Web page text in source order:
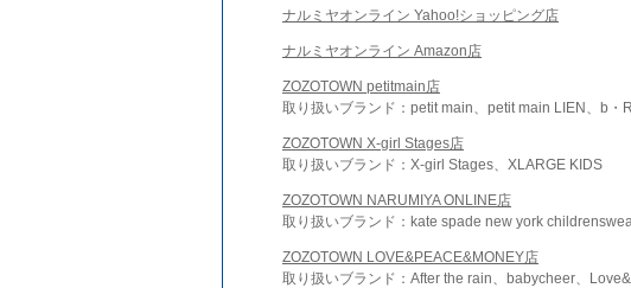
ナルミヤオンライン Yahoo!ショッピング店
ナルミヤオンライン Amazon店
ZOZOTOWN petitmain店
取り扱いブランド：petit main、petit main LIEN、b・
ZOZOTOWN X-girl Stages店
取り扱いブランド：X-girl Stages、XLARGE KIDS
ZOZOTOWN NARUMIYA ONLINE店
取り扱いブランド：kate spade new york
ZOZOTOWN LOVE&PEACE&MONEY店
取り扱いブランド：After the rain、babycheer、